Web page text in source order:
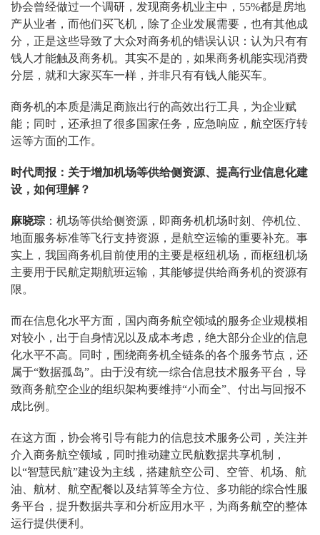
协会曾经做过一个调研，发现商务机业主中，55%都是房地
产从业者，而他们买飞机，除了企业发展需要，也有其他成
分，正是这些导致了大众对商务机的错误认识：认为只有有
钱人才能触及商务机。其实不是的，如果商务机能实现消费
分层，就和大家买车一样，并非只有有钱人能买车。
商务机的本质是满足商旅出行的高效出行工具，为企业赋
能；同时，还承担了很多国家任务，应急响应，航空医疗转
运等方面的工作。
时代周报：关于增加机场等供给侧资源、提高行业信息化建
设，如何理解？
麻晓琮 ：机场等供给侧资源，即商务机机场时刻、停机位、
地面服务标准等飞行支持资源，是航空运输的重要补充。事
实上，我国商务机目前使用的主要是枢纽机场，而枢纽机场
主要用于民航定期航班运输，其能够提供给商务机的资源有
限。
而在信息化水平方面，国内商务航空领域的服务企业规模相
对较小，出于自身情况以及成本考虑，绝大部分企业的信息
化水平不高。同时，围绕商务机全链条的各个服务节点，还
属于“数据孤岛”。由于没有统一综合信息技术服务平台，导
致商务航空企业的组织架构要维持“小而全”、付出与回报不
成比例。
在这方面，协会将引导有能力的信息技术服务公司，关注并
介入商务航空领域，同时推动建立民航数据共享机制，
以“智慧民航”建设为主线，搭建航空公司、空管、机场、航
油、航材、航空配餐以及结算等全方位、多功能的综合性服
务平台，提升数据共享和分析应用水平，为商务航空的整体
运行提供便利。